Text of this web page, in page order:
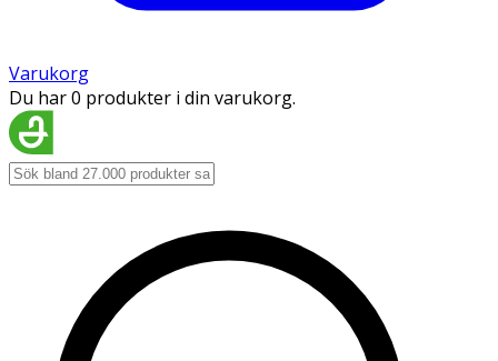
Varukorg
Du har 0 produkter i din varukorg.